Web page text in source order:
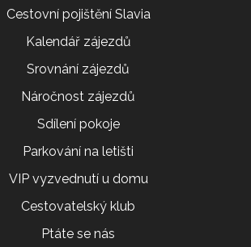
Cestovní pojištění Slavia
Kalendář zájezdů
Srovnání zájezdů
Náročnost zájezdů
Sdílení pokoje
Parkování na letišti
VIP vyzvednutí u domu
Cestovatelský klub
Ptáte se nás